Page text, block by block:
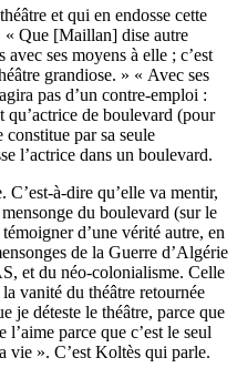
et qui en endosse cette
Que [Maillan] dise autre
ses moyens à elle ; c’est
grandiose. » « Avec ses
pas d’un contre-emploi :
de boulevard (pour
constitue par sa seule
l’actrice dans un boulevard.
à-dire qu’elle va mentir,
du boulevard (sur le
d’une vérité autre, en
de la Guerre d’Algérie
et du néo-colonialisme. Celle
vanité du théâtre retournée
je déteste le théâtre, parce que
l’aime parce que c’est le seul
vie ». C’est Koltès qui parle.